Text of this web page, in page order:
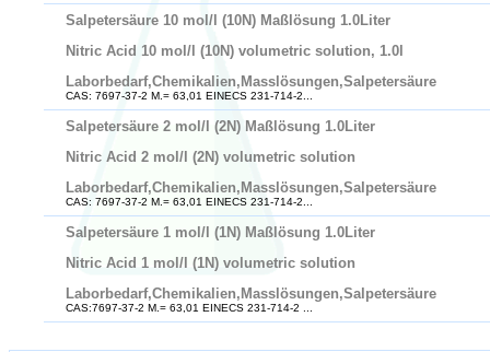
Salpetersäure 10 mol/l (10N) Maßlösung 1.0Liter
Nitric Acid 10 mol/l (10N) volumetric solution, 1.0l
Laborbedarf,Chemikalien,Masslösungen,Salpetersäure
CAS: 7697-37-2 M.= 63,01 EINECS 231-714-2...
Salpetersäure 2 mol/l (2N) Maßlösung 1.0Liter
Nitric Acid 2 mol/l (2N) volumetric solution
Laborbedarf,Chemikalien,Masslösungen,Salpetersäure
CAS: 7697-37-2 M.= 63,01 EINECS 231-714-2...
Salpetersäure 1 mol/l (1N) Maßlösung 1.0Liter
Nitric Acid 1 mol/l (1N) volumetric solution
Laborbedarf,Chemikalien,Masslösungen,Salpetersäure
CAS:7697-37-2 M.= 63,01 EINECS 231-714-2 ...